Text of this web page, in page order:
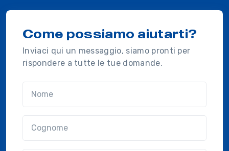
Come possiamo aiutarti?
Inviaci qui un messaggio, siamo pronti per
rispondere a tutte le tue domande.